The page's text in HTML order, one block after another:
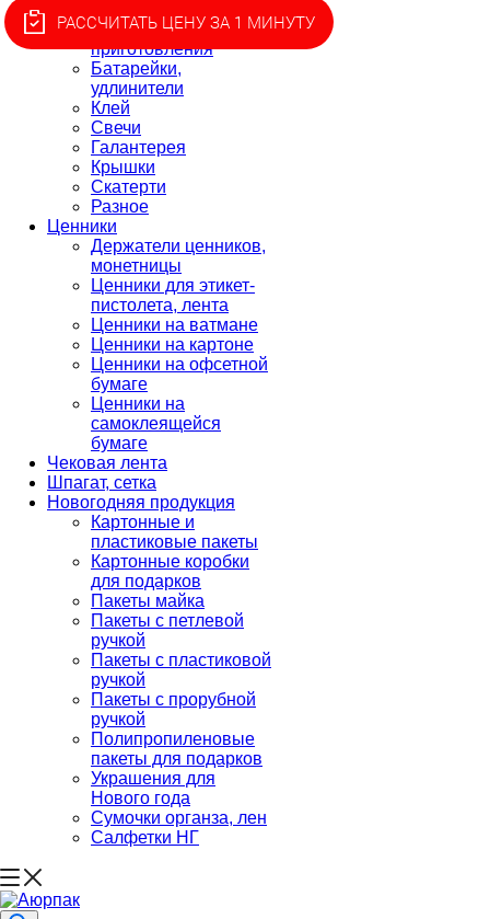
Товары для
приготовления
Батарейки,
удлинители
Клей
Свечи
Галантерея
Крышки
Скатерти
Разное
Ценники
Держатели ценников,
монетницы
Ценники для этикет-
пистолета, лента
Ценники на ватмане
Ценники на картоне
Ценники на офсетной
бумаге
Ценники на
самоклеящейся
бумаге
Чековая лента
Шпагат, сетка
Новогодняя продукция
Картонные и
пластиковые пакеты
Картонные коробки
для подарков
Пакеты майка
Пакеты с петлевой
ручкой
Пакеты с пластиковой
ручкой
Пакеты с прорубной
ручкой
Полипропиленовые
пакеты для подарков
Украшения для
Нового года
Сумочки органза, лен
Салфетки НГ
РАССЧИТАТЬ ЦЕНУ ЗА 1 МИНУТУ